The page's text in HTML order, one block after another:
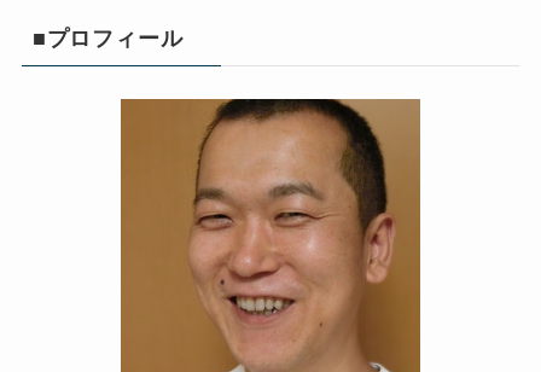
■プロフィール